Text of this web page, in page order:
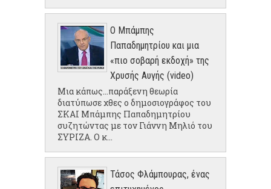
Ο Μπάμπης
Παπαδημητρίου και μια
«πιο σοβαρή εκδοχή» της
Χρυσής Αυγής (video)
Μια κάπως...παράξενη θεωρία
διατύπωσε χθες ο δημοσιογράφος του
ΣΚΑΙ Μπάμπης Παπαδημητρίου
συζητώντας με τον Γιάννη Μηλιό του
ΣΥΡΙΖΑ. Ο κ...
Τάσος Φλάμπουρας, ένας